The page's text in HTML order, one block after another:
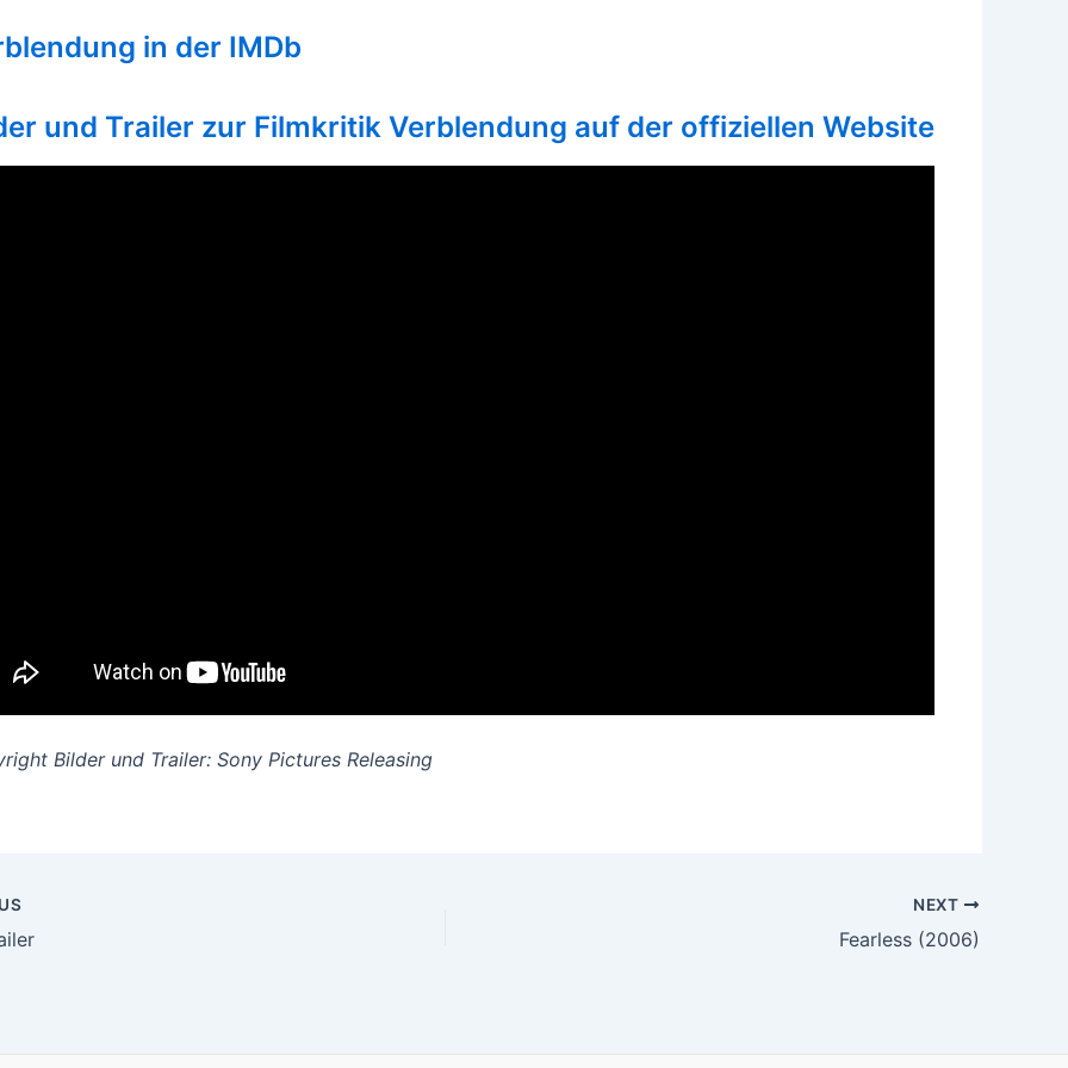
in der IMDb
und Trailer zur Filmkritik Verblendung auf der offiziellen Website
Bilder und Trailer: Sony Pictures Releasing
NEXT
Fearless (2006)